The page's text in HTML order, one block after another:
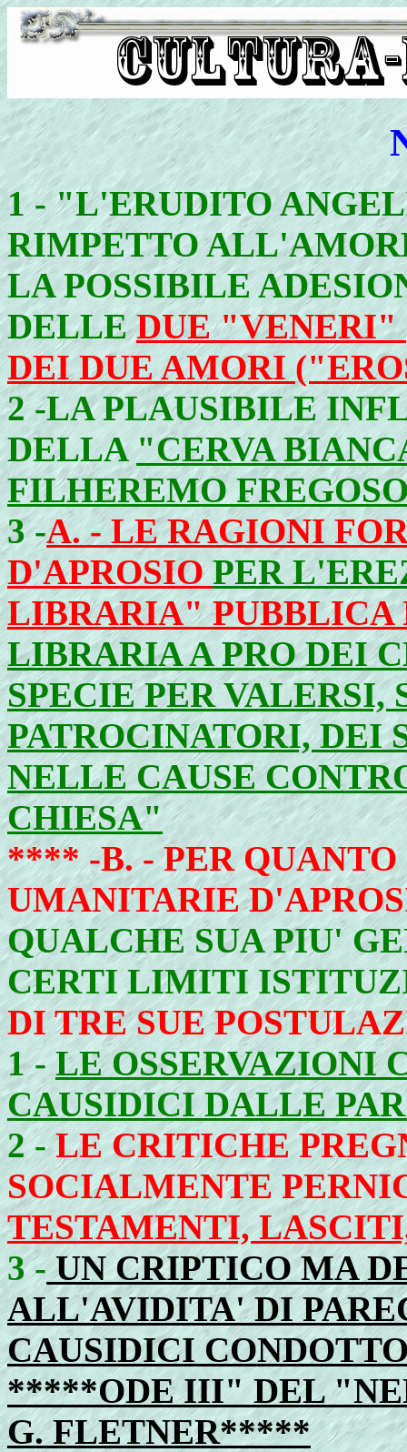
1 -"L'ERUDITO
RIMPETTO
LA POSSIBILE
DELLEDUE "VENERI"
DEI DUE AMORI
2 -LA PLAUSIBILE
DELLA"CERVA
FILHEREMO
3 -A. - LE RAGIONI
D'APROSIOPER
LIBRARIA" PUBBLICA
LIBRARIA A PRO DEI
SPECIE PER VALERSI,
PATROCINATORI, DEI
NELLE CAUSE
CHIESA"
**** -B. - PER
UMANITARIE
QUALCHE SUA PIU'
CERTI LIMITI
DI TRE SUE
1 -LE OSSERVAZIONI
CAUSIDICI DALLE
2 -LE CRITICHE
SOCIALMENTE
TESTAMENTI,
3 -UN CRIPTICO MA
ALL'AVIDITA' DI
CAUSIDICI
*****ODE III" DEL
G. FLETNER*****